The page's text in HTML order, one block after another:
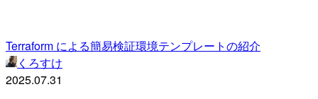
Terraform による簡易検証環境テンプレートの紹介
くろすけ
2025.07.31